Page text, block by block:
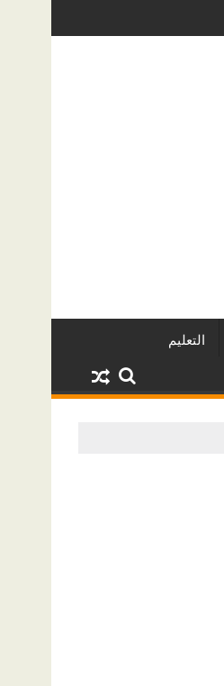
مصممة أزياء لعام 2026
التعليم